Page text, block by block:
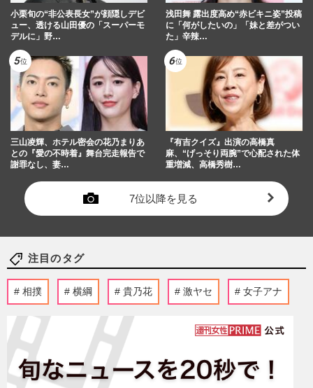
小栗旬の“非公表長女”が顔隠しデビ
ュー、透ける山田優の「スーパーモ
デルに」野…
浅田舞 露出度高め“赤ビキニ姿”投稿
に「何がしたいの」「妹と差がつい
た」辛辣…
三山凌輝、ホテル密会の花乃まりあ
との『愛の不時着』舞台完走報告で
謝罪なし、妻…
『有吉クイズ』出演の高橋真
麻、“げっそり両腕”で心配された体
重増減、高橋秀樹…
7位以降を見る
注目のタグ
相撲 横綱 貴乃花 激ヤセ 女子アナ